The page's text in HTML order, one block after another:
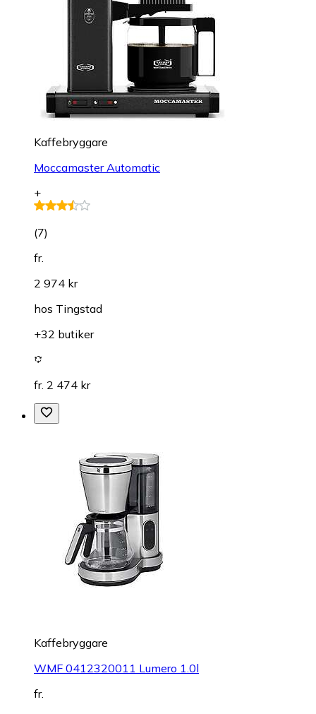
Kaffebryggare
Moccamaster Automatic
+
(7)
fr.
2 974 kr
hos Tingstad
+32 butiker
fr. 2 474 kr
Kaffebryggare
WMF 0412320011 Lumero 1.0l
fr.